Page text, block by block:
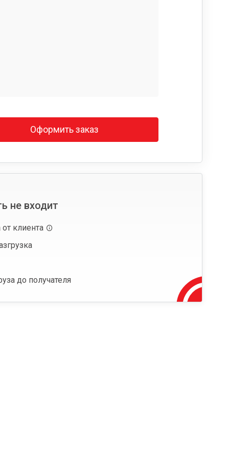
Оформить заказ
не входит
от клиента
до получателя